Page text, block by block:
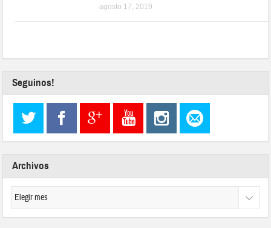
agosto 17, 2019
Seguinos!
Archivos